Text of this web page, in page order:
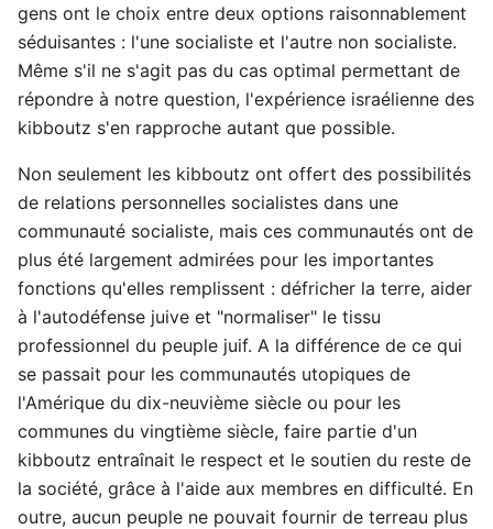
gens ont le choix entre deux options raisonnablement
séduisantes : l'une socialiste et l'autre non socialiste.
Même s'il ne s'agit pas du cas optimal permettant de
répondre à notre question, l'expérience israélienne des
kibboutz s'en rapproche autant que possible.
Non seulement les kibboutz ont offert des possibilités
de relations personnelles socialistes dans une
communauté socialiste, mais ces communautés ont de
plus été largement admirées pour les importantes
fonctions qu'elles remplissent : défricher la terre, aider
à l'autodéfense juive et "normaliser" le tissu
professionnel du peuple juif. A la différence de ce qui
se passait pour les communautés utopiques de
l'Amérique du dix-neuvième siècle ou pour les
communes du vingtième siècle, faire partie d'un
kibboutz entraînait le respect et le soutien du reste de
la société, grâce à l'aide aux membres en difficulté. En
outre, aucun peuple ne pouvait fournir de terreau plus